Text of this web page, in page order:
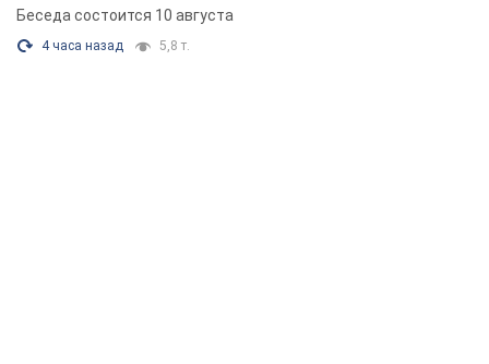
Беседа состоится 10 августа
4 часа назад 5,8 т.